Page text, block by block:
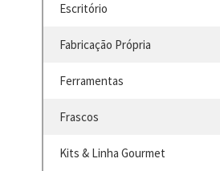
Escritório
Fabricação Própria
Ferramentas
Frascos
Kits & Linha Gourmet